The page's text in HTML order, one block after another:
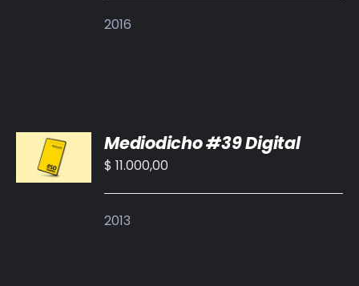
2016
AL
CARRITO
/
Mediodicho #39 Digital
$ 11.000,00
2013